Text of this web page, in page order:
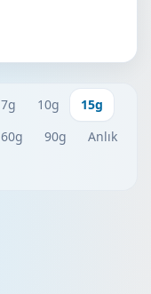
7g 10g
15g
60g 90g
Anlık